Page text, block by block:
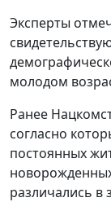
Эксперты
молодом
Ранее
согласно
постоянных
различались в